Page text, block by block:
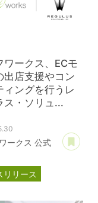
ワークス、ECモ
出店支援やコン
ィングを行うレ
ス・ソリュ...
ークス 公式
リリース